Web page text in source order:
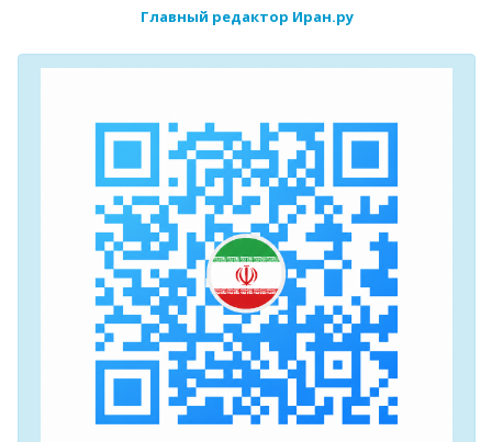
Главный редактор Иран.ру